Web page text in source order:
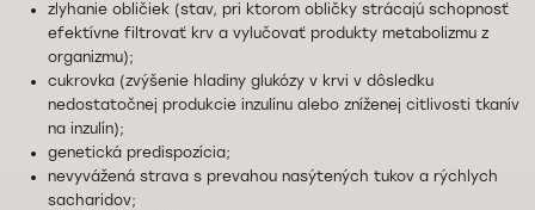
zlyhanie obličiek (stav, pri ktorom obličky strácajú schopnosť
efektívne filtrovať krv a vylučovať produkty metabolizmu z
organizmu);
cukrovka (zvýšenie hladiny glukózy v krvi v dôsledku
nedostatočnej produkcie inzulínu alebo zníženej citlivosti tkanív
na inzulín);
genetická predispozícia;
nevyvážená strava s prevahou nasýtených tukov a rýchlych
sacharidov;